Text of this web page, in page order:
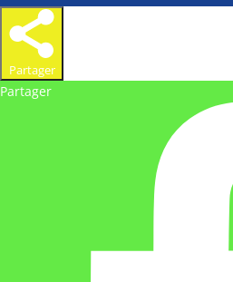
Partager
Partager